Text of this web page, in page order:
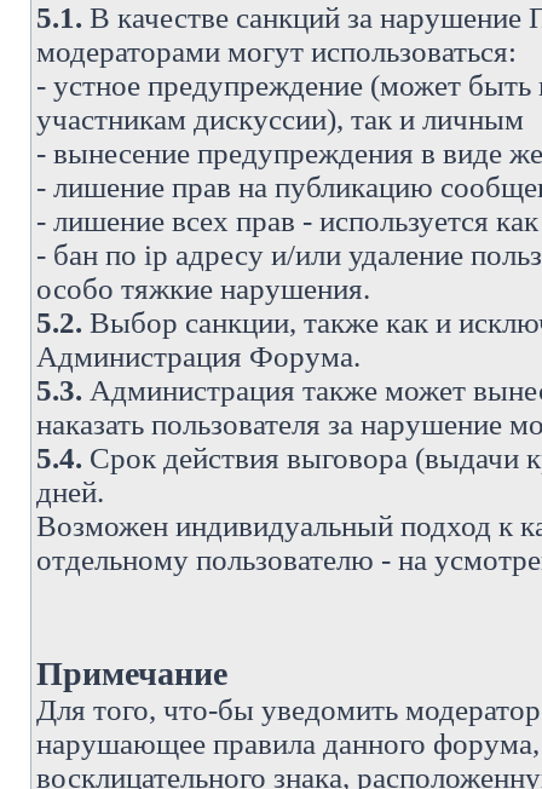
5.1. В качестве санкций за
модераторами могут использоваться:
- устное предупреждение (может
участникам дискуссии), так и личным
- вынесение предупреждения в виде
- лишение прав на публикацию
- лишение всех прав - используется
- бан по ip адресу и/или удаление
особо тяжкие нарушения.
5.2. Выбор санкции, также как и
Администрация Форума.
5.3. Администрация также может
наказать пользователя за
5.4. Срок действия выговора (выдачи
дней.
Возможен индивидуальный подход к
отдельному пользователю - на
Примечание
Для того, что-бы уведомить
нарушающее правила данного форума,
восклицательного знака,